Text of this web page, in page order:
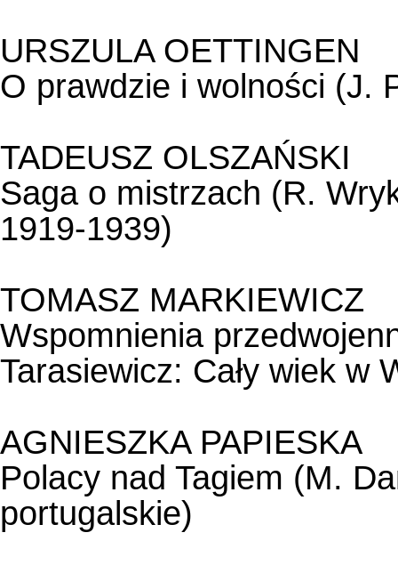
URSZULA OETTINGEN
O prawdzie i wolności (J.
TADEUSZ OLSZAŃSKI
Saga o mistrzach (R.
1919-1939)
TOMASZ MARKIEWICZ
Wspomnienia
Tarasiewicz: Cały wiek w
AGNIESZKA PAPIESKA
Polacy nad Tagiem (M.
portugalskie)